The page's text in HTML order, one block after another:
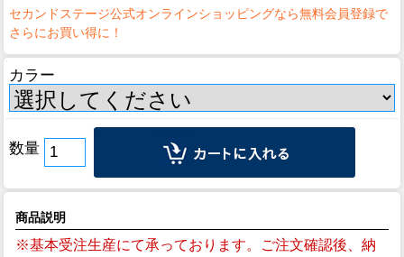
カラー
数量
商品説明
※基本受注生産にて承っております。ご注文確認後、納